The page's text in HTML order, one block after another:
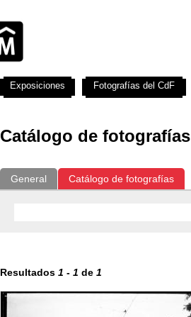
Catálogo de fotografías
General Catálogo de fotografías
Resultados 1 - 1 de 1
Exposiciones Fotografías del CdF